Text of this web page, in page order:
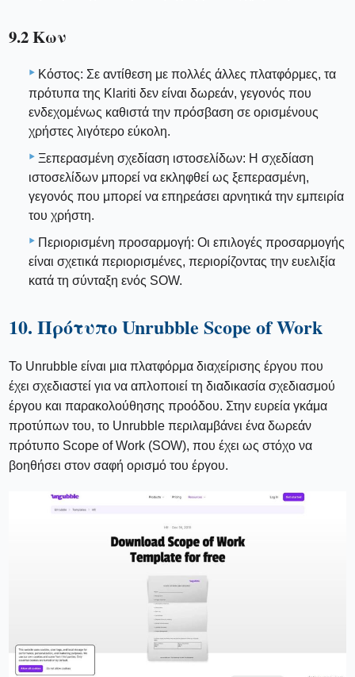
9.2 Κων
Κόστος: Σε αντίθεση με πολλές άλλες πλατφόρμες, τα
πρότυπα της Klariti δεν είναι δωρεάν, γεγονός που
ενδεχομένως καθιστά την πρόσβαση σε ορισμένους
χρήστες λιγότερο εύκολη.
Ξεπερασμένη σχεδίαση ιστοσελίδων: Η σχεδίαση
ιστοσελίδων μπορεί να εκληφθεί ως ξεπερασμένη,
γεγονός που μπορεί να επηρεάσει αρνητικά την εμπειρία
του χρήστη.
Περιορισμένη προσαρμογή: Οι επιλογές προσαρμογής
είναι σχετικά περιορισμένες, περιορίζοντας την ευελιξία
κατά τη σύνταξη ενός SOW.
10. Πρότυπο Unrubble Scope of Work
Το Unrubble είναι μια πλατφόρμα διαχείρισης έργου που
έχει σχεδιαστεί για να απλοποιεί τη διαδικασία σχεδιασμού
έργου και παρακολούθησης προόδου. Στην ευρεία γκάμα
προτύπων του, το Unrubble περιλαμβάνει ένα δωρεάν
πρότυπο Scope of Work (SOW), που έχει ως στόχο να
βοηθήσει στον σαφή ορισμό του έργου.